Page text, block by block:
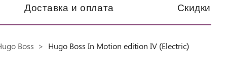
Доставка и оплата Скидки
Boss Hugo Boss In Motion edition IV (Electric)